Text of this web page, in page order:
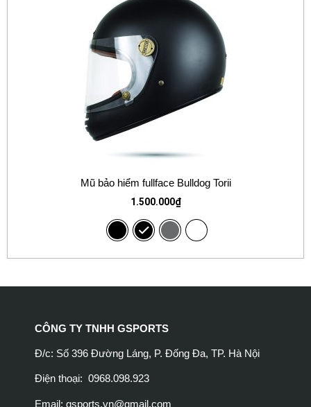
Mũ bảo hiểm fullface Bulldog Torii
1.500.000₫
CÔNG TY TNHH GSPORTS
Đ/c: Số 396 Đường Láng, P. Đống Đa, TP. Hà Nội
Điện thoại: 0968.098.923
Email: gsports.vn@gmail.com